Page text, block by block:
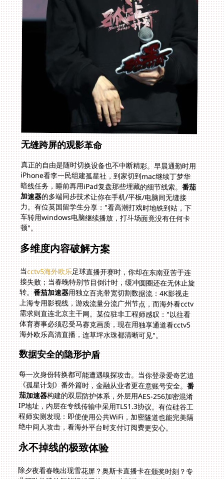
无缝跨屏的观影革命
真正的自由是随时切换设备也不中断精彩。早晨通勤时用
iPhone看李一民组建孤星社，到家切到mac继续丁梦华
暗线任务，睡前再用iPad复盘那些埋藏的细节线索。番茄
加速器的多端同步技术让你在手机/平板/电脑间无缝接
力。有位英国留学生分享："看高潮打戏时地铁到站，下
车转用windows电脑继续播放，打斗场面竟没有任何卡
顿"。
多维度内容破解方案
当cctv5海外欧乐足球直播开赛时，你却在东南亚苦于连
接失败；当春晚特别节目倒计时，缓冲圆圈还在无休止旋
转。番茄加速器用独立百兆带宽切割数据流：4K影视走
上海专用影视线，游戏流量分流广州节点，而海外看cctv
需求则直连北京主干网。某位驻非工程师感叹："以往看
体育赛事必须忍受马赛克画质，现在用独享通道看cctv5
海外欧乐高清直播，连草坪水珠都清晰可见"。
数据安全的隐形护盾
每一次身份转换都可能遭遇嗅探攻击。当你登录爱奇艺追
《孤星计划》番外篇时，金融从业者更在意账号安全。番
茄加速器构建的双层防护体系，外层用AES-256加密混淆
IP地址，内层在专线传输中采用TLS1.3协议。有位硅谷工
程师实测发现：即使使用公共WiFi，加密隧道也能完美隔
绝中间人攻击，看海外平台时支付订阅费更安心。
永不掉线的极致体验
除夕夜看春晚出现雪花屏？奥斯卡直播卡在颁奖时刻？专
业团队构建的智能运维系统7x24小时监测全球节点。当
东京用户看cctv5海外欧乐英超直播突然卡顿，系统在0.8
秒内切换到深圳备用节点。有用户记录："上次报修《孤
星计划》播放故障，工程师远程诊断发现是本地路由设置